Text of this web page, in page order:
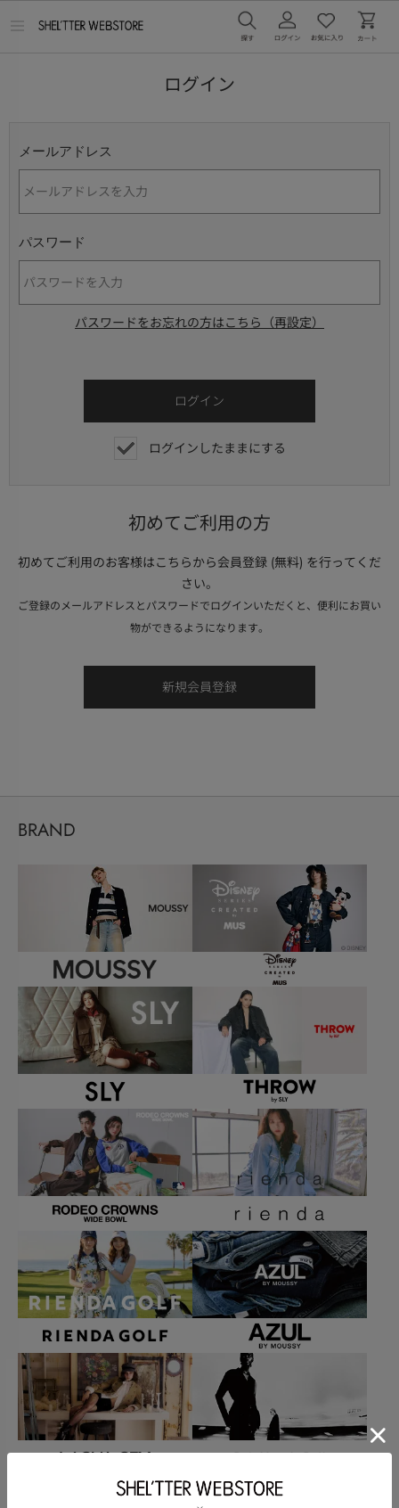
ログイン
メールアドレス
パスワード
パスワードをお忘れの方はこちら（再設定）
ログインしたままにする
初めてご利用の方
初めてご利用のお客様はこちらから会員登録 (無料) を行ってくだ
さい。
ご登録のメールアドレスとパスワードでログインいただくと、便利にお買い
物ができるようになります。
BRAND